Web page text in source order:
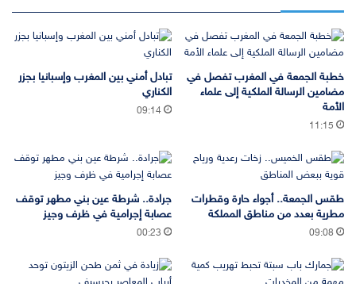
خطبة الجمعة في المغرب تفصل في
مضامين الرسالة الملكية إلى علماء
الأمة
11:15
تبادل أمني بين المغرب وإسبانيا بجزر
الكناري
09:14
طقس الجمعة.. أجواء حارة وقطرات
مطرية بعدد من مناطق المملكة
09:08
جرادة.. شرطة عين بني مطهر توقف
عصابة إجرامية في ظرف وجيز
00:23